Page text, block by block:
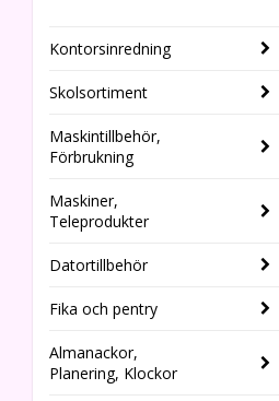
Kontorsinredning
Skolsortiment
Maskintillbehör,
Förbrukning
Maskiner,
Teleprodukter
Datortillbehör
Fika och pentry
Almanackor,
Planering, Klockor